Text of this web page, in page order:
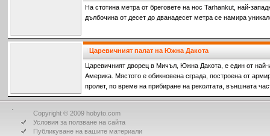
На стотина метра от бреговете на нос Tarhankut, най-
дълбочина от десет до дванадесет метра се намира
Царевичният палат на Южна Дакота
Царевичният дворец в Мичъл, Южна Дакота, е един от най-
Америка. Мястото е обикновена сграда, построена от
пролет, по време на прибиране на реколтата, външната
Copyright © 2009 hobyto.com
Условия за ползване на сайта
Публикуване на вашите материали